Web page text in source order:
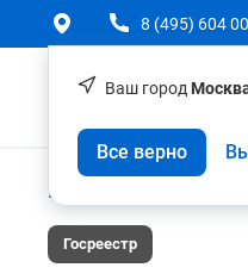
Ваш город
Все верно
8 (495) 604
Геодезическое
Госреестр
Электронный
О товаре